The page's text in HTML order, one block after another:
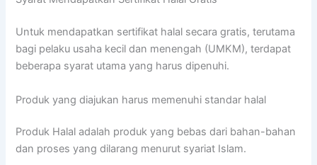
Untuk mendapatkan sertifikat halal secara gratis, terutama
bagi pelaku usaha kecil dan menengah (UMKM), terdapat
beberapa syarat utama yang harus dipenuhi.
Produk yang diajukan harus memenuhi standar halal
Produk Halal adalah produk yang bebas dari bahan-bahan
dan proses yang dilarang menurut syariat Islam.